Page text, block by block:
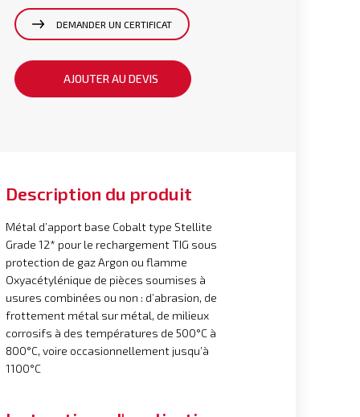
DEMANDER UN CERTIFICAT
AJOUTER AU DEVIS
Description du produit
Métal d’apport base Cobalt type Stellite
Grade 12* pour le rechargement TIG sous
protection de gaz Argon ou flamme
Oxyacétylénique de pièces soumises à
usures combinées ou non : d’abrasion, de
frottement métal sur métal, de milieux
corrosifs à des températures de 500°C à
800°C, voire occasionnellement jusqu’à
1100°C